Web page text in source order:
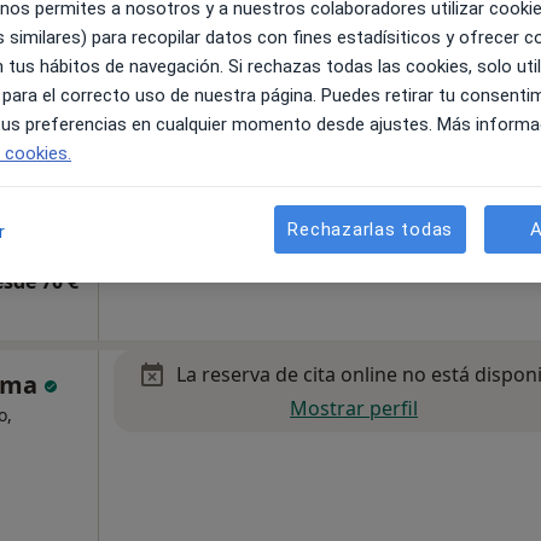
70 €
La reserva de cita online no está
Mostrar perfil
permites a nosotros y a nuestros colaboradores utilizar
similares) para recopilar datos con fines estadísiticos y ofrecer
tus hábitos de navegación. Si rechazas todas las cookies, solo
el correcto uso de nuestra página. Puedes retirar tu
preferencias en cualquier momento desde ajustes. Más
Rechazarlas todas